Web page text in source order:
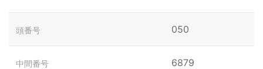
頭番号 050
中間番号 6879